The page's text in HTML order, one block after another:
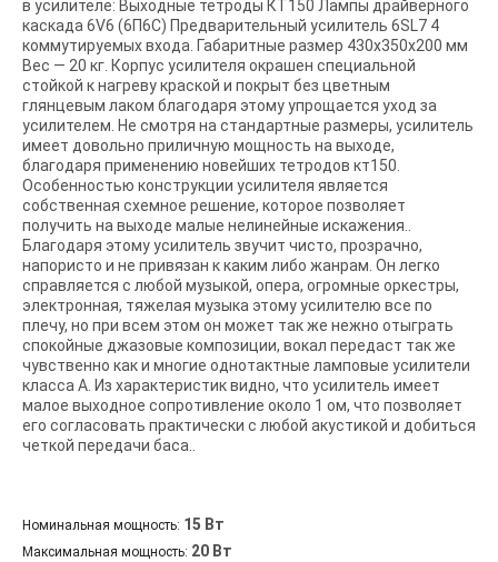
в усилителе: Выходные тетроды КТ150 Лампы драйверного
каскада 6V6 (6П6С) Предварительный усилитель 6SL7 4
коммутируемых входа. Габаритные размер 430x350x200 мм
Вес — 20 кг. Корпус усилителя окрашен специальной
стойкой к нагреву краской и покрыт без цветным
глянцевым лаком благодаря этому упрощается уход за
усилителем. Не смотря на стандартные размеры, усилитель
имеет довольно приличную мощность на выходе,
благодаря применению новейших тетродов кт150.
Особенностью конструкции усилителя является
собственная схемное решение, которое позволяет
получить на выходе малые нелинейные искажения..
Благодаря этому усилитель звучит чисто, прозрачно,
напористо и не привязан к каким либо жанрам. Он легко
справляется с любой музыкой, опера, огромные оркестры,
электронная, тяжелая музыка этому усилителю все по
плечу, но при всем этом он может так же нежно отыграть
спокойные джазовые композиции, вокал передаст так же
чувственно как и многие однотактные ламповые усилители
класса А. Из характеристик видно, что усилитель имеет
малое выходное сопротивление около 1 ом, что позволяет
его согласовать практически с любой акустикой и добиться
четкой передачи баса..
Номинальная мощность: 15 Вт
Максимальная мощность: 20 Вт